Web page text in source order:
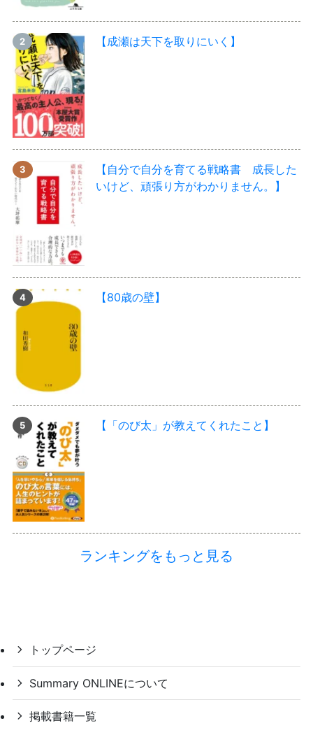
【成瀬は天下を取りにいく】
【自分で自分を育てる戦略書 成長した
いけど、頑張り方がわかりません。】
【80歳の壁】
【「のび太」が教えてくれたこと】
ランキングをもっと見る
トップページ
Summary ONLINEについて
掲載書籍一覧